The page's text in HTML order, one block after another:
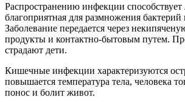
Распространению инфекции способствует
благоприятная для размножения бактерий
Заболевание передается через
продукты и контактно-бытовым путем.
страдают дети.
Кишечные инфекции характеризуются
повышается температура тела, человека
понос и болит живот.